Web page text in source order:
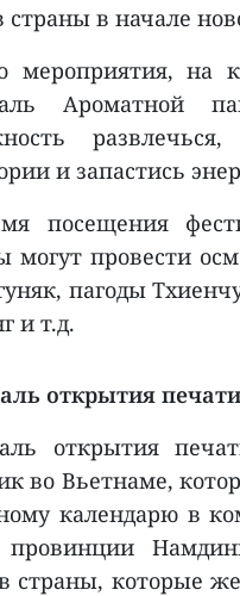
страны в начале
мероприятия, на
Ароматной
и запастись
посещения
могут провести
пагоды
и т.д.
открытия
открытия
во Вьетнаме,
календарю в
страны, которые